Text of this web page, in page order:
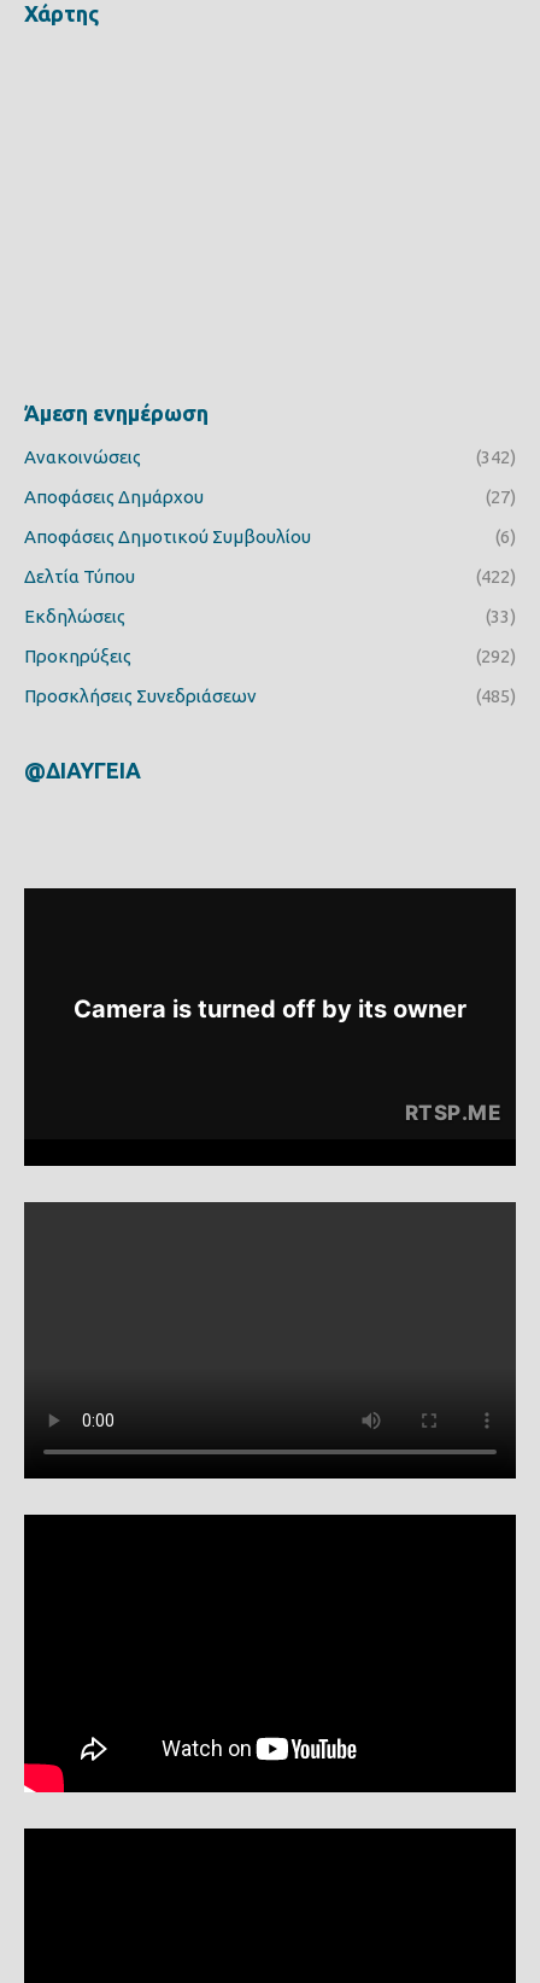
Χάρτης
Άμεση ενημέρωση
Ανακοινώσεις
(342)
Αποφάσεις Δημάρχου
(27)
Αποφάσεις Δημοτικού Συμβουλίου
(6)
Δελτία Τύπου
(422)
Εκδηλώσεις
(33)
Προκηρύξεις
(292)
Προσκλήσεις Συνεδριάσεων
(485)
@ΔΙΑΥΓΕΙΑ